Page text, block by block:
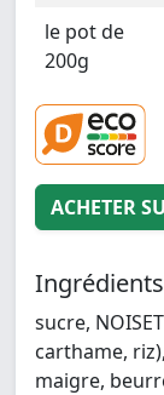
le pot de
200g
ACHETER
Ingrédients
sucre,
carthame,
maigre,